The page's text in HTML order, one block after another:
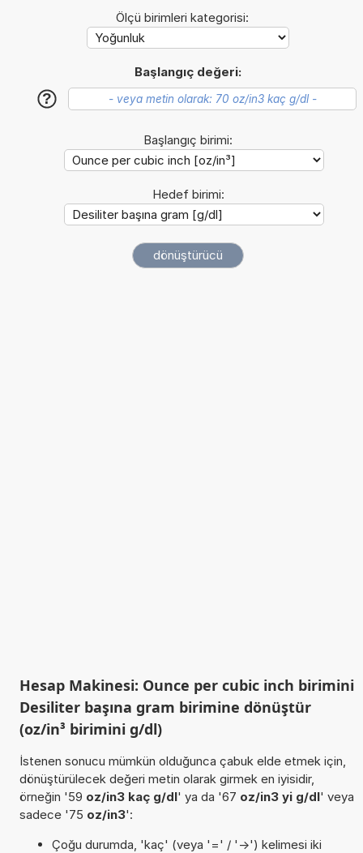
Ölçü birimleri kategorisi:
Başlangıç değeri:
?
Başlangıç birimi:
Hedef birimi:
Hesap Makinesi: Ounce per cubic inch birimini
Desiliter başına gram birimine dönüştür
(oz/in³ birimini g/dl)
İstenen sonucu mümkün olduğunca çabuk elde etmek için,
dönüştürülecek değeri metin olarak girmek en iyisidir,
örneğin '59 oz/in3 kaç g/dl' ya da '67 oz/in3 yi g/dl' veya
sadece '75 oz/in3':
Çoğu durumda, 'kaç' (veya '=' / '->') kelimesi iki